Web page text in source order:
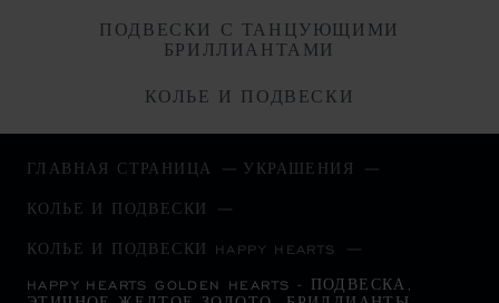
ПОДВЕСКИ С ТАНЦУЮЩИМИ
БРИЛЛИАНТАМИ
КОЛЬЕ И ПОДВЕСКИ
ГЛАВНАЯ СТРАНИЦА УКРАШЕНИЯ
КОЛЬЕ И ПОДВЕСКИ
КОЛЬЕ И ПОДВЕСКИ HAPPY HEARTS
HAPPY HEARTS GOLDEN HEARTS - ПОДВЕСКА,